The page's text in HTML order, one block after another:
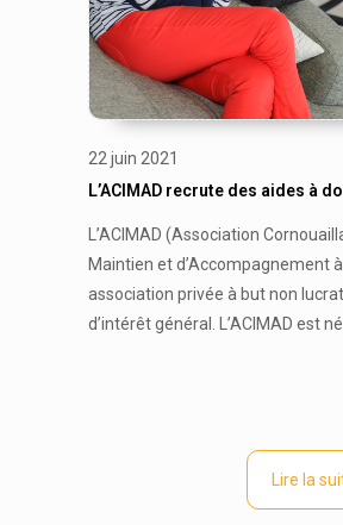
22 juin 2021
L’ACIMAD recrute des aides à
L’ACIMAD (Association
Maintien et d’Accompagnement
association privée à but non
d’intérêt général. L’ACIMAD est
Lire la